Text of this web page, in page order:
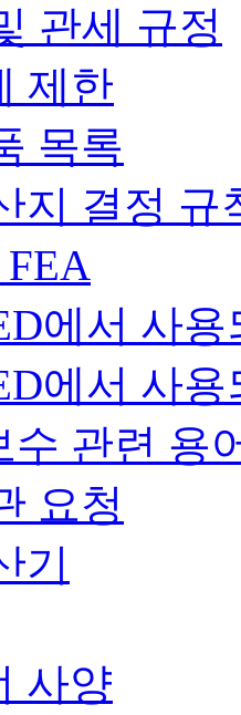
관세 규정
제한
목록
지 결정 규
에서 사용
에서 사
수 관련 용
요청
기
사양